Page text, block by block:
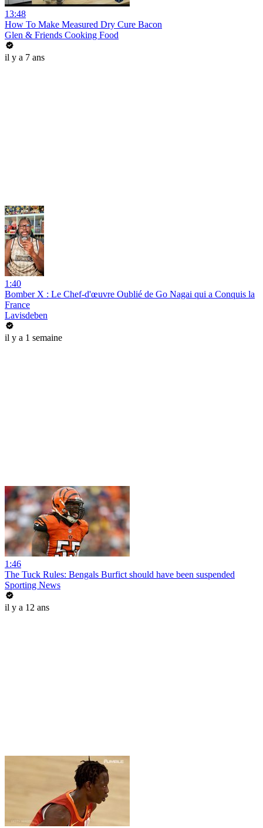
13:48
How To Make Measured Dry Cure Bacon
Glen & Friends Cooking Food
il y a 7 ans
1:40
Bomber X : Le Chef-d'œuvre Oublié de Go Nagai qui a Conquis la
France
Lavisdeben
il y a 1 semaine
1:46
The Tuck Rules: Bengals Burfict should have been suspended
Sporting News
il y a 12 ans